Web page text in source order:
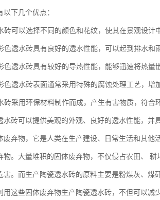
下几个优点：
砖可以选择不同的颜色和花纹，使其在景观设计
色透水砖具有良好的透水性能，可以起到排水和
色透水砖具有较好的导热性能，能够迅速将热量
色透水砖表面通常采用特殊的腐蚀处理工艺，增
砖采用环保材料制作而成，产生有害物质，符合
水砖可以提供美观的外观、良好的透水性能，并
废弃物，它是人类在生产建设、日常生活和其
物。大量堆积的固体废弃物，不仅侵占农田、
害。而生产陶瓷透水砖的原料主要是粉煤灰、
用这些固体废弃物生产陶瓷透水砖，不但可以减